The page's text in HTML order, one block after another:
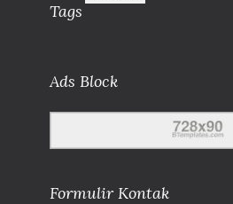
Tags
Ads Block
Formulir Kontak